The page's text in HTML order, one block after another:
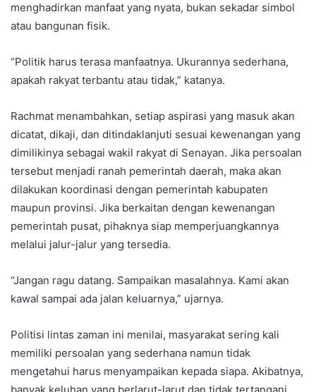
menghadirkan manfaat yang nyata, bukan sekadar simbol
atau bangunan fisik.
“Politik harus terasa manfaatnya. Ukurannya sederhana,
apakah rakyat terbantu atau tidak,” katanya.
Rachmat menambahkan, setiap aspirasi yang masuk akan
dicatat, dikaji, dan ditindaklanjuti sesuai kewenangan yang
dimilikinya sebagai wakil rakyat di Senayan. Jika persoalan
tersebut menjadi ranah pemerintah daerah, maka akan
dilakukan koordinasi dengan pemerintah kabupaten
maupun provinsi. Jika berkaitan dengan kewenangan
pemerintah pusat, pihaknya siap memperjuangkannya
melalui jalur-jalur yang tersedia.
“Jangan ragu datang. Sampaikan masalahnya. Kami akan
kawal sampai ada jalan keluarnya,” ujarnya.
Politisi lintas zaman ini menilai, masyarakat sering kali
memiliki persoalan yang sederhana namun tidak
mengetahui harus menyampaikan kepada siapa. Akibatnya,